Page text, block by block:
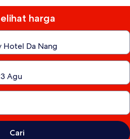
harga
Cari